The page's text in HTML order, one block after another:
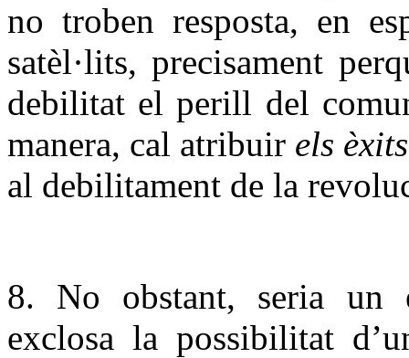
no troben resposta, en
satèl·lits, precisament
debilitat el perill del
manera, cal atribuir els
al debilitament de la
8. No obstant, seria un
exclosa la possibilitat